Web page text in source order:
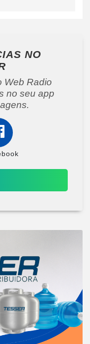
NO
Web Radio
no seu app